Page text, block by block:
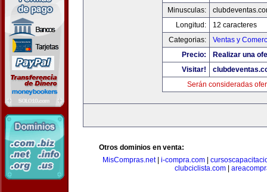
Minusculas:
Longitud:
12 caracteres
Categorias:
Ventas y
Precio:
Realizar una
Visitar!
Serán consideradas
Otros dominios en venta:
MisCompras.net| i-compra.com|
clubciclista.com|